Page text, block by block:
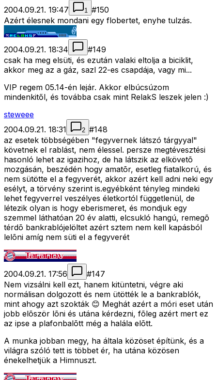
2004.09.21. 19:47
1 #150
Azért élesnek mondani egy flobertet, enyhe tulzás.
2004.09.21. 18:34 #149
csak ha meg elsüti, és ezután valaki eltolja a biciklit,
akkor meg az a gáz, sazl 22-es csapdája, vagy mi...
VIP regem 05.14-én lejár. Akkor elbúcsúzom
mindenkitől, és továbba csak mint RelakS leszek jelen :)
steweee
2004.09.21. 18:31
2 #148
az esetek többségében "fegyvernek látszó tárgyyal"
követnek el rablást, nem élessel. persze megtévesztési
hasonló lehet az igazihoz, de ha látszik az elkövetõ
mozgásán, beszédén hogy amatõr, esetleg fiatalkorú, és
nem sütötte el a fegyverét, akkor azért kell adni neki egy
esélyt, a törvény szerint is.egyébként tényleg mindeki
lehet fegyverrel veszélyes életkortól függetlenül, de
létezik olyan is hogy eberismeret, és mondjuk egy
szemmel láthatóan 20 év alatti, elcsukló hangú, remegõ
térdõ bankrablójelöltet azért sztem nem kell kapásból
lelõni amíg nem süti el a fegyverét
2004.09.21. 17:56 #147
Nem vizsálni kell ezt, hanem kitüntetni, végre aki
normálisan dolgozott és nem ütötték le a bankrablók,
mint ahogy azt szokták 😊 Meghát azért a móri eset után
jobb elõször lõni és utána kérdezni, fõleg azért mert ez
az ipse a plafonbalõtt még a halála elõtt.
A munka jobban megy, ha általa közöset építünk, és a
világra szóló tett is többet ér, ha utána közösen
énekelhetjük a Himnuszt.